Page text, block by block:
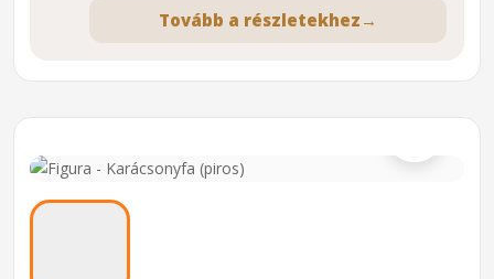
⌕
Tovább a részletekhez →